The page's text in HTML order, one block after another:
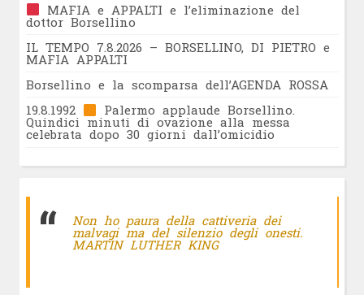
MAFIA e APPALTI e l’eliminazione del
dottor Borsellino
IL TEMPO 7.8.2026 – BORSELLINO, DI PIETRO e
MAFIA APPALTI
Borsellino e la scomparsa dell’AGENDA ROSSA
19.8.1992
Palermo applaude Borsellino.
Quindici minuti di ovazione alla messa
celebrata dopo 30 giorni dall’omicidio
Non ho paura della cattiveria dei
malvagi ma del silenzio degli onesti.
MARTIN LUTHER KING